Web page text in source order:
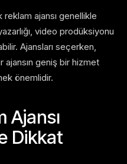
reklam ajansı genellikle
video prodüksiyonu
Ajansları seçerken,
ajansın geniş bir hizmet
önemlidir.
Ajansı
Dikkat